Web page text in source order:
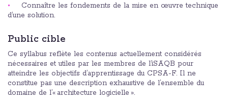
Connaître les fondements de la mise en œuvre technique
d’une solution.
Public cible
Ce syllabus reflète les contenus actuellement considérés
nécessaires et utiles par les membres de l’iSAQB pour
atteindre les objectifs d’apprentissage du CPSA-F. Il ne
constitue pas une description exhaustive de l’ensemble du
domaine de l’« architecture logicielle ».